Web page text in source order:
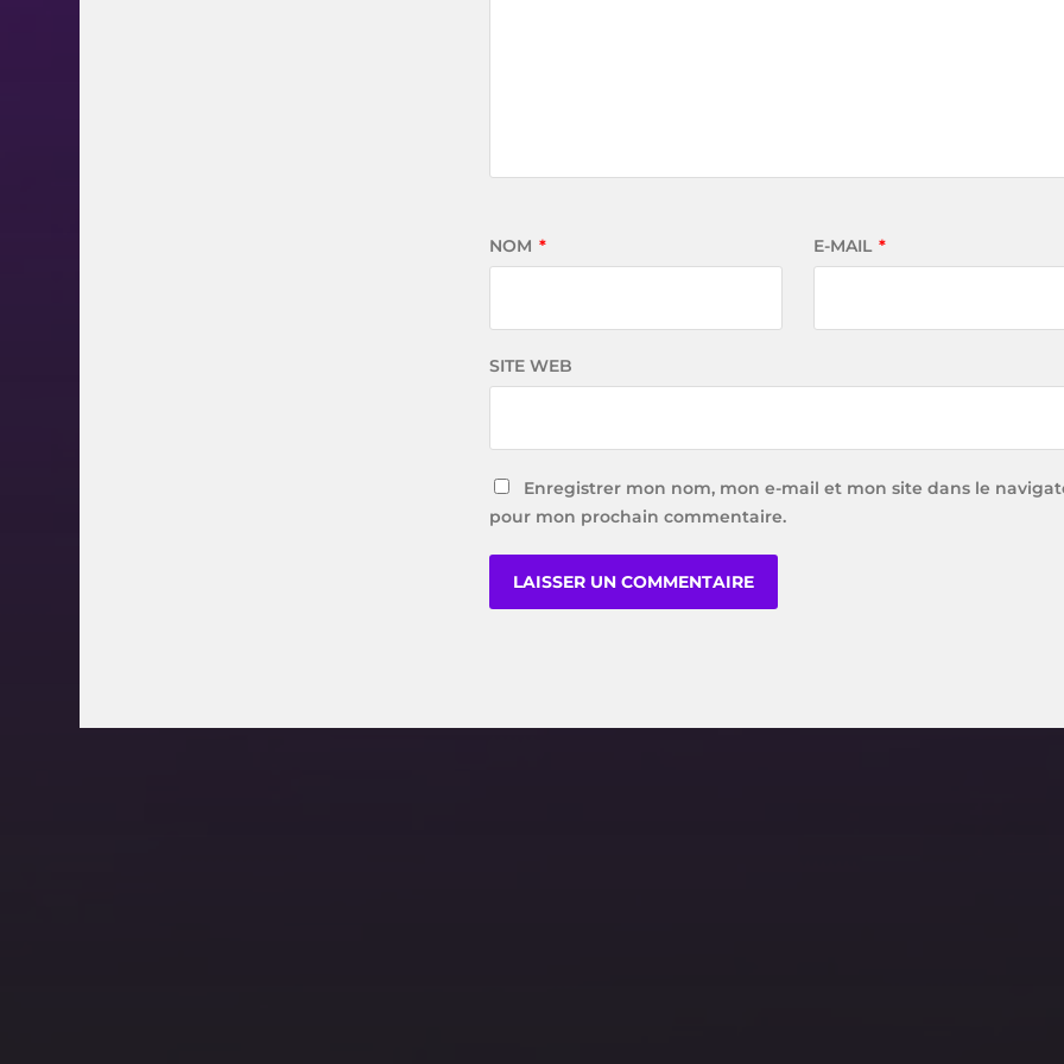
NOM * E-MAIL *
SITE WEB
Enregistrer mon nom, mon e-mail et mon site dans le
pour mon prochain commentaire.